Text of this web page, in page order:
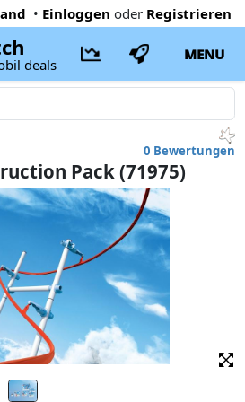
• Einloggen oder Registrieren
deals
MENU
0 Bewertungen
Pack (71975)